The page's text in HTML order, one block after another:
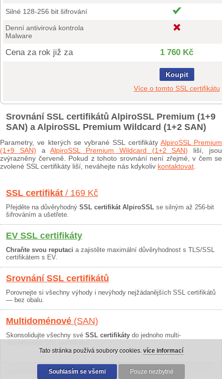
Silné 128-256 bit šifrování
Denní antivirová kontrola
Malware
Cena za rok již za 1 760 Kč
Koupit
Více o tomto SSL certifikátu
Srovnání SSL certifikátů AlpiroSSL Premium (1+9
SAN) a AlpiroSSL Premium Wildcard (1+2 SAN)
Parametry, ve kterých se vybrané SSL certifikáty AlpiroSSL Premium
(1+9 SAN) aAlpiroSSL Premium Wildcard (1+2 SAN) liší, jsou
zvýrazněny červeně. Pokud z tohoto srovnání není zřejmé, v čem se
zvolené SSL certifikáty liší, neváhejte nás kdykoliv kontaktovat
SSL certifikát / 169 Kč
Přejděte na důvěryhodný SSL certifikát AlpiroSSL se silným až 256-bit
šifrováním a ušetřete.
EV SSL certifikáty
Chraňte svou reputaci a zajistěte maximální důvěryhodnost s TLS/SSL
certifikátem s EV.
Srovnání SSL certifikátů
Porovnejte si všechny výhody i nevýhody nejžádanějších SSL certifikátů
— bez obalu.
Multidoménové (SAN)
Skonsolidujte všechny své SSL certifikáty do jednoho multi-
Obchodní podmínky|30 dní záruka
Tato stránka používá soubory cookies. více informací
Souhlasím se všemi Pouze nezbytné